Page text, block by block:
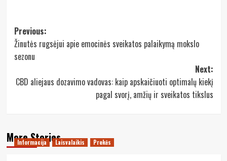
Post
navigation
Previous:
Žinutės rugsėjui apie emocinės sveikatos palaikymą mokslo
sezonu
Next:
CBD aliejaus dozavimo vadovas: kaip apskaičiuoti optimalų kiekį
pagal svorį, amžių ir sveikatos tikslus
More Stories
Informacija Laisvalaikis Prekės